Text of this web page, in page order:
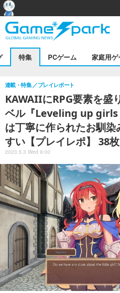
特集 PCゲーム 家庭用ゲ
KAWAIIにRPG要素を盛
ベル『Leveling up
は丁寧に作られたお馴
すい【プレイレポ】 38
連載・特集 プレイレポート
2023.5.3 Wed 9:00